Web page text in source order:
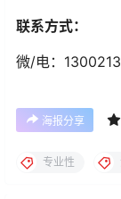
联系方式：
微/电：
海报分享
专业性